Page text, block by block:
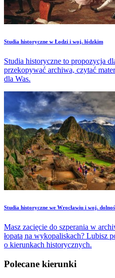
Studia historyczne w Łodzi i woj. łódzkim
Studia historyczne to propozycja
przekopywać archiwa, czytać
dla Was.
Studia historyczne we Wrocławiu i woj.
Masz zacięcie do szperania w
łopatą na wykopaliskach? Lubisz
o kierunkach historycznych.
Polecane kierunki